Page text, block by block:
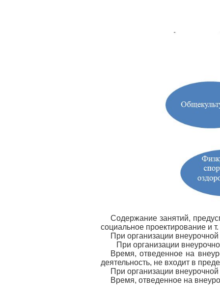
Содержание занятий,
социальное проектирование и т.
При организации
При организации
Время, отведенное на
деятельность, не входит в
При организации
Время, отведенное на